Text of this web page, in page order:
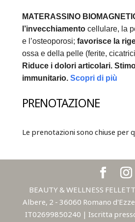
MATERASSINO
l’invecchiamentocellulare, la
e l’osteoporosi; favorisce la
ossa e della pelle (ferite,
Riduce i dolori articolari.
immunitario. Scopri di più
PRENOTAZIONE
Le prenotazioni sono chiuse per
BEAUTY & WELLNESS
Albere, 2 - 36060 Romano
IT02699850240 | Iscritta